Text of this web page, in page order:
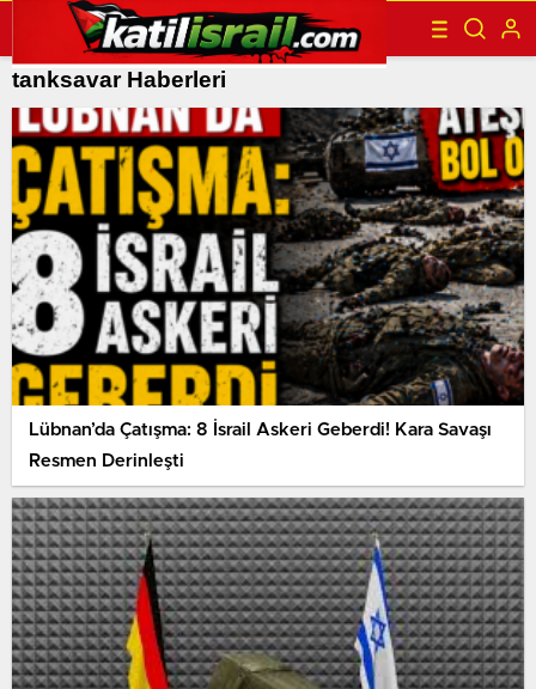
tanksavar Haberleri
Lübnan’da Çatışma: 8 İsrail Askeri Geberdi! Kara Savaşı
Resmen Derinleşti